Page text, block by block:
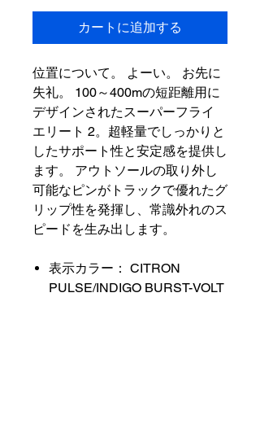
カートに追加する
位置について。 よーい。 お先に
失礼。 100～400mの短距離用に
デザインされたスーパーフライ
エリート 2。超軽量でしっかりと
したサポート性と安定感を提供し
ます。 アウトソールの取り外し
可能なピンがトラックで優れたグ
リップ性を発揮し、常識外れのス
ピードを生み出します。
表示カラー： CITRON
PULSE/INDIGO BURST-VOLT